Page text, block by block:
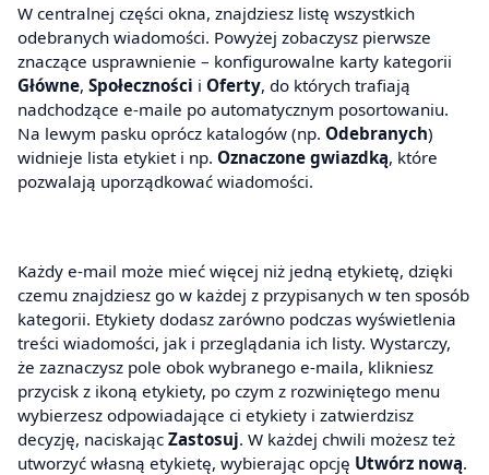
W centralnej części okna, znajdziesz listę wszystkich
odebranych wiadomości. Powyżej zobaczysz pierwsze
znaczące usprawnienie – konfigurowalne karty kategorii
Główne, Społeczności i Oferty, do których trafiają
nadchodzące e-maile po automatycznym posortowaniu.
Na lewym pasku oprócz katalogów (np. Odebranych)
widnieje lista etykiet i np. Oznaczone gwiazdką, które
pozwalają uporządkować wiadomości.
Każdy e-mail może mieć więcej niż jedną etykietę, dzięki
czemu znajdziesz go w każdej z przypisanych w ten sposób
kategorii. Etykiety dodasz zarówno podczas wyświetlenia
treści wiadomości, jak i przeglądania ich listy. Wystarczy,
że zaznaczysz pole obok wybranego e-maila, klikniesz
przycisk z ikoną etykiety, po czym z rozwiniętego menu
wybierzesz odpowiadające ci etykiety i zatwierdzisz
decyzję, naciskając Zastosuj. W każdej chwili możesz też
utworzyć własną etykietę, wybierając opcję Utwórz nową.